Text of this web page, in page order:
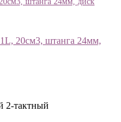
20см3, штанга 24мм,
2-тактный